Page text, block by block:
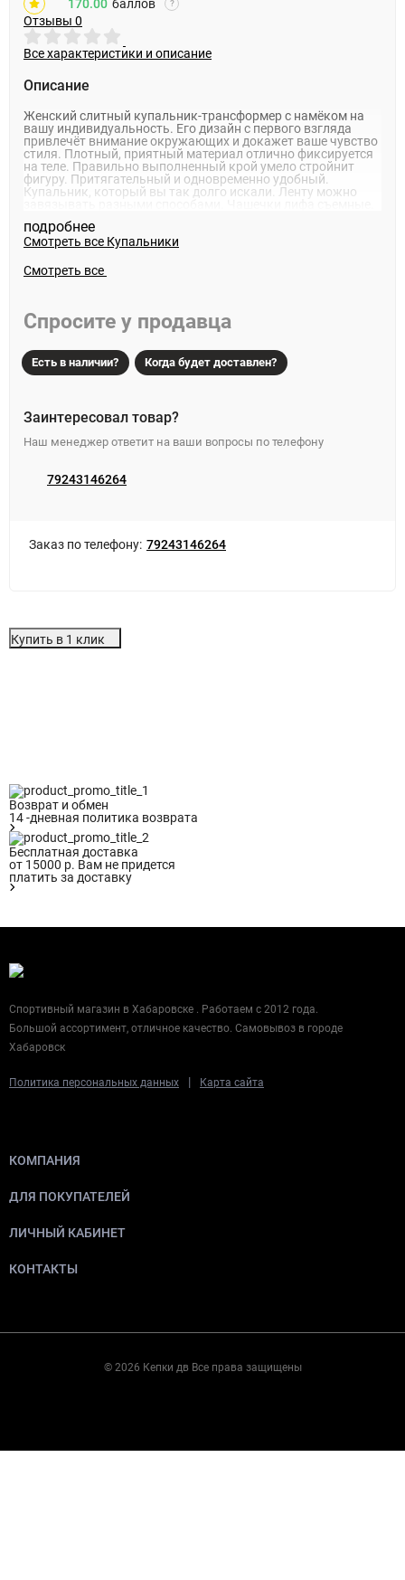
170.00 баллов ?
Отзывы 0
Все характеристики и описание
Описание
Женский слитный купальник-трансформер с намёком на
вашу индивидуальность. Его дизайн с первого взгляда
привлечёт внимание окружающих и докажет ваше чувство
стиля. Плотный, приятный материал отлично фиксируется
на теле. Правильно выполненный крой умело стройнит
фигуру. Притягательный и одновременно удобный.
Купальник, который вы так долго искали. Ленту можно
подробнее
Смотреть все Купальники
Смотреть все
Спросите у продавца
Есть в наличии? Когда будет доставлен?
Заинтересовал товар?
Наш менеджер ответит на ваши вопросы по телефону
79243146264
Заказ по телефону: 79243146264
Купить в 1 клик
Возврат и обмен
14 -дневная политика возврата
Бесплатная доставка
от 15000 р. Вам не придется
платить за доставку
Спортивный магазин в Хабаровске . Работаем с 2012 года.
Большой ассортимент, отличное качество. Самовывоз в городе
Хабаровск
Политика персональных данных | Карта сайта
КОМПАНИЯ
ДЛЯ ПОКУПАТЕЛЕЙ
ЛИЧНЫЙ КАБИНЕТ
КОНТАКТЫ
© 2026 Кепки дв Все права защищены